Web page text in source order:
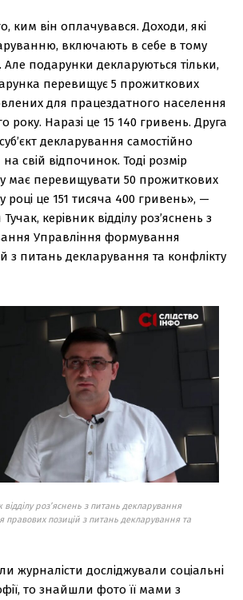
ким він оплачувався. Доходи, які
включають в себе в тому
подарунки декларуються тільки,
перевищує 5 прожиткових
для працездатного населення
року. Наразі це 15 140 гривень. Друга
декларування самостійно
свій відпочинок. Тоді розмір
має перевищувати 50 прожиткових
році це 151 тисяча 400 гривень», —
керівник відділу роз’яснень з
Управління формування
з питань декларування та конфлікту
відділу роз’яснень з питань декларування
позицій з питань декларування та
журналісти досліджували соціальні
то знайшли фото її мами з